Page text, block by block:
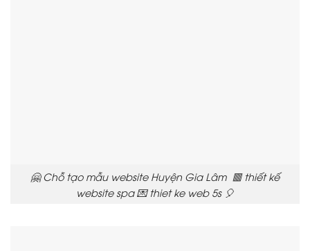
🤗 Chỗ tạo mẫu website Huyện Gia Lâm 🟥 thiết kế
website spa 💌 thiet ke web 5s 🎈